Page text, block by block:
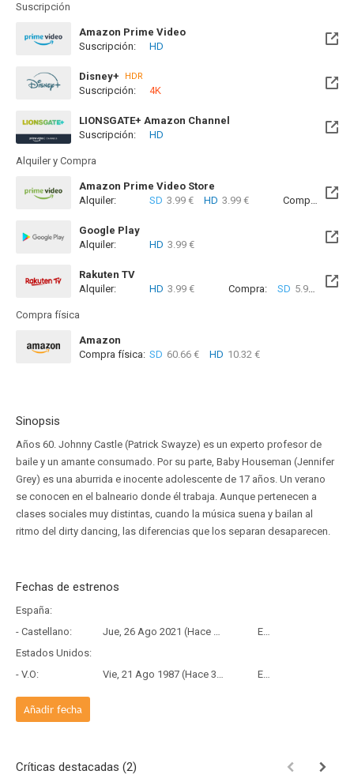
Suscripción
Amazon Prime Video
Suscripción:
HD
Disney+ HDR
Suscripción: 4K
LIONSGATE+ Amazon Channel
Suscripción:
HD
Alquiler y Compra
Amazon Prime Video Store
Alquiler:
SD 3.99 € HD 3.99 € Compra: SD
Google Play
Alquiler:
HD 3.99 €
Rakuten TV
Alquiler:
HD 3.99 € Compra: SD 5.99 € HD
Compra física
Amazon
Compra física: SD 60.66 € HD 10.32 €
Sinopsis
Años 60. Johnny Castle (Patrick Swayze) es un experto profesor de
baile y un amante consumado. Por su parte, Baby Houseman (Jennifer
Grey) es una aburrida e inocente adolescente de 17 años. Un verano
se conocen en el balneario donde él trabaja. Aunque pertenecen a
clases sociales muy distintas, cuando la música suena y bailan al
ritmo del dirty dancing, las diferencias que los separan desaparecen.
Fechas de estrenos
España:
- Castellano:
Jue, 26 Ago 2021 (Hace 4 años y 11 meses)
Estreno
Estados Unidos:
- V.O:
Vie, 21 Ago 1987 (Hace 38 años y 11 meses) Estreno
Añadir fecha
Críticas destacadas (2)